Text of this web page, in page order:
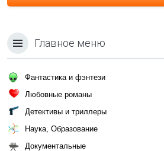
Главное меню
Фантастика и фэнтези
Любовные романы
Детективы и триллеры
Наука, Образование
Документальные